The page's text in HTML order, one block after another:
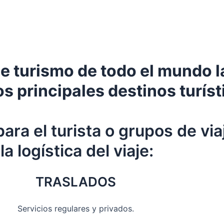
turismo de todo el mundo
principales destinos
el turista o grupos de
logística del viaje:
TRASLADOS
Servicios regulares y privados.